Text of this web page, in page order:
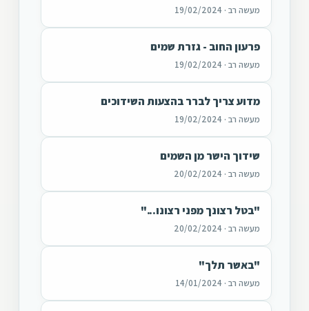
מעשה רב · 19/02/2024
פרעון החוב - גזרת שמים
מעשה רב · 19/02/2024
מדוע צריך לברר בהצעות השידוכים
מעשה רב · 19/02/2024
שידוך הישר מן השמים
מעשה רב · 20/02/2024
"בטל רצונך מפני רצונו..."
מעשה רב · 20/02/2024
"באשר תלך"
מעשה רב · 14/01/2024